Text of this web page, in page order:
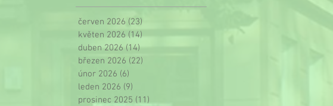
červen 2026 (23)
květen 2026 (14)
duben 2026 (14) 14 příspěvků
březen 2026 (22)
únor 2026 (6)
leden 2026 (9)
prosinec 2025 (11)